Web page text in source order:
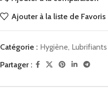
Ajouter à la liste de Favoris
Catégorie : Hygiène,
Partager :